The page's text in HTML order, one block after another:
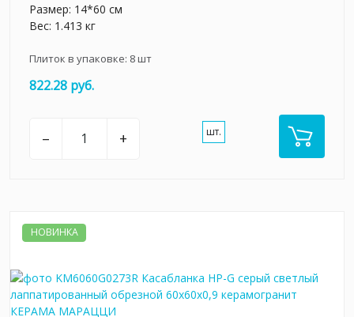
Размер: 14*60 см
Вес: 1.413 кг
Плиток в упаковке: 8шт
822.28 руб.
– + шт.
НОВИНКА